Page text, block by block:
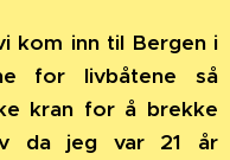
kom inn til Bergen i
for livbåtene så
kran for å brekke
da jeg var 21 år